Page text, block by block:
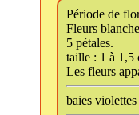
Période de
Fleurs
5 pétales.
taille : 1 à 1,5
Les fleurs
baies